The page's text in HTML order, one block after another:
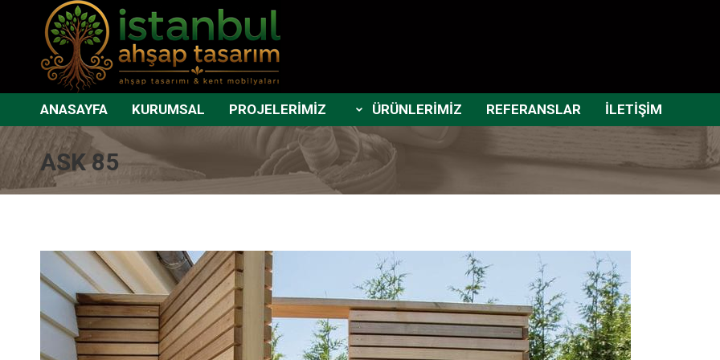
ANASAYFA KURUMSAL PROJELERİMİZ ÜRÜNLERİMİZ REFERANSLAR İLETİŞİM
ASK 85